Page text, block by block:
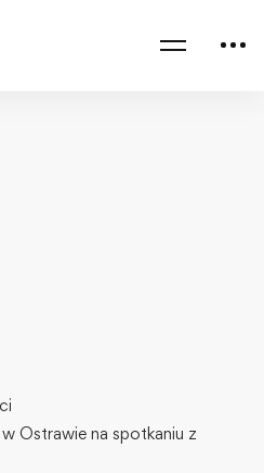
Ostrawie na spotkaniu z